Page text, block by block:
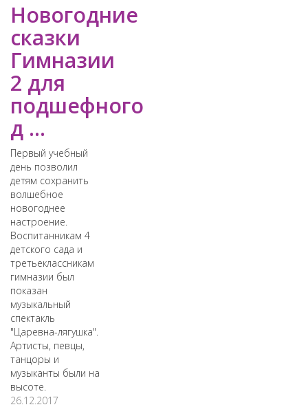
Новогодние
сказки
Гимназии
2 для
подшефного
д ...
​Первый учебный
день позволил
детям сохранить
волшебное
новогоднее
настроение.
Воспитанникам 4
детского сада и
третьеклассникам
гимназии был
показан
музыкальный
спектакль
"Царевна-лягушка".
Артисты, певцы,
танцоры и
музыканты были на
высоте.
26.12.2017